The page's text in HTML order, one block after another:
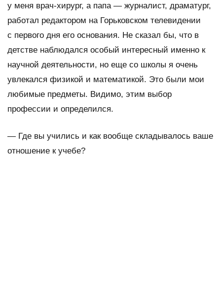
у меня врач-хирург, а папа — журналист, драматург,
работал редактором на Горьковском телевидении
с первого дня его основания. Не сказал бы, что в
детстве наблюдался особый интересный именно к
научной деятельности, но еще со школы я очень
увлекался физикой и математикой. Это были мои
любимые предметы. Видимо, этим выбор
профессии и определился.
— Где вы учились и как вообще складывалось ваше
отношение к учебе?